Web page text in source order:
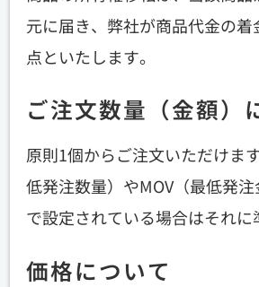
元に届き、弊社が商品代金の
点といたします。
ご注文数量（金額）
原則1個からご注文いただけま
低発注数量）やMOV（最低発
で設定されている場合はそれに
価格について